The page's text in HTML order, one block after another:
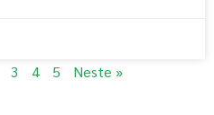
3 4 5 Neste »